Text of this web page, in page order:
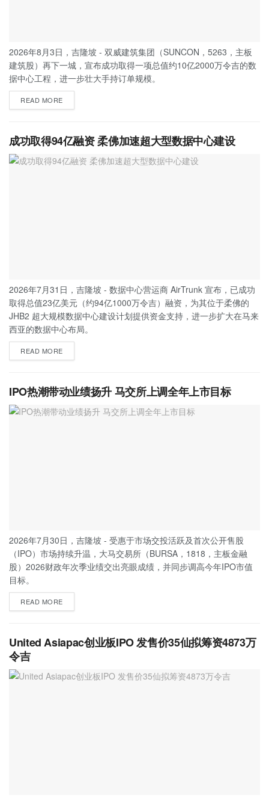
2026年8月3日，吉隆坡 - 双威建筑集团（SUNCON，5263，主板
建筑股）再下一城，宣布成功取得一项总值约10亿2000万令吉的数
据中心工程，进一步壮大手持订单规模。
READ MORE
成功取得94亿融资 柔佛加速超大型数据中心建设
2026年7月31日，吉隆坡 - 数据中心营运商 AirTrunk 宣布，已成功
取得总值23亿美元（约94亿1000万令吉）融资，为其位于柔佛的
JHB2 超大规模数据中心建设计划提供资金支持，进一步扩大在马来
西亚的数据中心布局。
READ MORE
IPO热潮带动业绩扬升 马交所上调全年上市目标
2026年7月30日，吉隆坡 - 受惠于市场交投活跃及首次公开售股
（IPO）市场持续升温，大马交易所（BURSA，1818，主板金融
股）2026财政年次季业绩交出亮眼成绩，并同步调高今年IPO市值
目标。
READ MORE
United Asiapac创业板IPO 发售价35仙拟筹资4873万
令吉